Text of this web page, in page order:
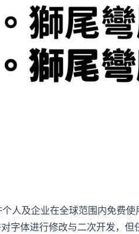
人及企业在全球范围内免费
字体进行修改与二次开发，